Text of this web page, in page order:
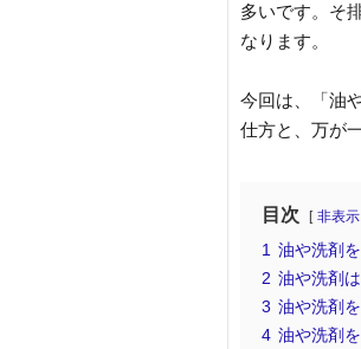
多いです。そ
なります。
今回は、「油
仕方と、万が
目次 非表示
1 油や洗剤
2 油や洗剤
3 油や洗剤
4 油や洗剤